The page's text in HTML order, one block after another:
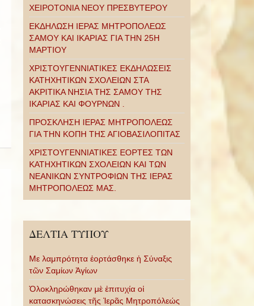
ΧΕΙΡΟΤΟΝΙΑ ΝΕΟΥ ΠΡΕΣΒΥΤΕΡΟΥ
ΕΚΔΗΛΩΣΗ ΙΕΡΑΣ ΜΗΤΡΟΠΟΛΕΩΣ
ΣΑΜΟΥ ΚΑΙ ΙΚΑΡΙΑΣ ΓΙΑ ΤΗΝ 25Η
ΜΑΡΤΙΟΥ
ΧΡΙΣΤΟΥΓΕΝΝΙΑΤΙΚΕΣ ΕΚΔΗΛΩΣΕΙΣ
ΚΑΤΗΧΗΤΙΚΩΝ ΣΧΟΛΕΙΩΝ ΣΤΑ
ΑΚΡΙΤΙΚΑ ΝΗΣΙΑ ΤΗΣ ΣΑΜΟΥ ΤΗΣ
ΙΚΑΡΙΑΣ ΚΑΙ ΦΟΥΡΝΩΝ .
ΠΡΟΣΚΛΗΣΗ ΙΕΡΑΣ ΜΗΤΡΟΠΟΛΕΩΣ
ΓΙΑ ΤΗΝ ΚΟΠΗ ΤΗΣ ΑΓΙΟΒΑΣΙΛΟΠΙΤΑΣ
ΧΡΙΣΤΟΥΓΕΝΝΙΑΤΙΚΕΣ ΕΟΡΤΕΣ ΤΩΝ
ΚΑΤΗΧΗΤΙΚΩΝ ΣΧΟΛΕΙΩΝ ΚΑΙ ΤΩΝ
ΝΕΑΝΙΚΩΝ ΣΥΝΤΡΟΦΙΩΝ ΤΗΣ ΙΕΡΑΣ
ΜΗΤΡΟΠΟΛΕΩΣ ΜΑΣ.
ΔΕΛΤΙΑ ΤΥΠΟΥ
Με λαμπρότητα ἑορτάσθηκε ἡ Σύναξις
τῶν Σαμίων Ἁγίων
Ὁλοκληρώθηκαν μὲ ἐπιτυχία οἱ
κατασκηνώσεις τῆς Ἱερᾶς Μητροπόλεώς